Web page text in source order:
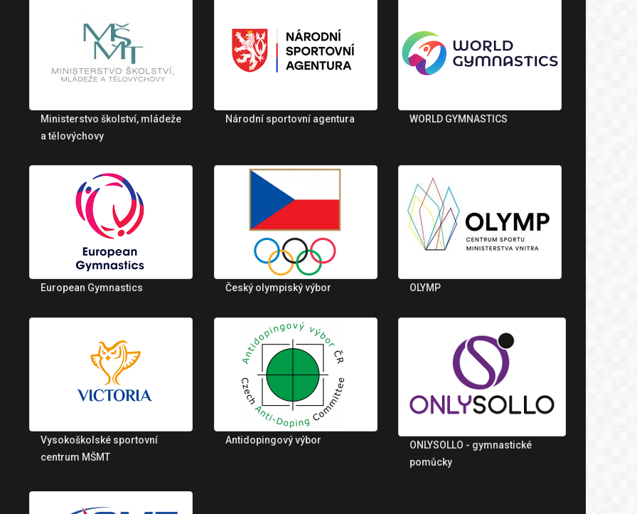
Ministerstvo školství, mládeže
a tělovýchovy
Národní sportovní agentura WORLD GYMNASTICS
European Gymnastics Český olympiský výbor OLYMP
Vysokoškolské sportovní
centrum MŠMT
Antidopingový výbor
ONLYSOLLO - gymnastické
pomůcky